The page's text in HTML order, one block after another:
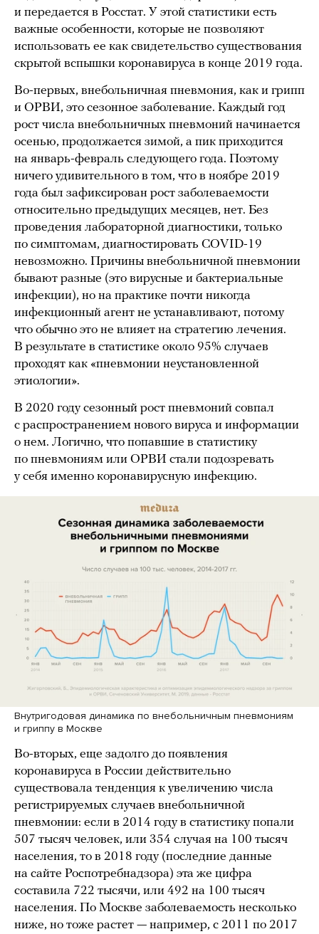
и передается в Росстат. У этой статистики есть
важные особенности, которые не позволяют
использовать ее как свидетельство существования
скрытой вспышки коронавируса в конце 2019 года.
Во-первых, внебольничная пневмония, как и грипп
и ОРВИ, это сезонное заболевание. Каждый год
рост числа внебольничных пневмоний начинается
осенью, продолжается зимой, а пик приходится
на январь-февраль следующего года. Поэтому
ничего удивительного в том, что в ноябре 2019
года был зафиксирован рост заболеваемости
относительно предыдущих месяцев, нет. Без
проведения лабораторной диагностики, только
по симптомам, диагностировать COVID-19
невозможно. Причины внебольничной пневмонии
бывают разные (это вирусные и бактериальные
инфекции), но на практике почти никогда
инфекционный агент не устанавливают, потому
что обычно это не влияет на стратегию лечения.
В результате в статистике около 95% случаев
проходят как «пневмонии неустановленной
этиологии».
В 2020 году сезонный рост пневмоний совпал
с распространением нового вируса и информации
о нем. Логично, что попавшие в статистику
по пневмониям или ОРВИ стали подозревать
у себя именно коронавирусную инфекцию.
Внутригодовая динамика по внебольничным пневмониям
и гриппу в Москве
Во-вторых, еще задолго до появления
коронавируса в России действительно
существовала тенденция к увеличению числа
регистрируемых случаев внебольничной
пневмонии: если в 2014 году в статистику попали
507 тысяч человек, или 354 случая на 100 тысяч
населения, то в 2018 году (последние данные
на сайте Роспотребнадзора) эта же цифра
составила 722 тысячи, или 492 на 100 тысяч
населения. По Москве заболеваемость несколько
ниже, но тоже растет — например, с 2011 по 2017